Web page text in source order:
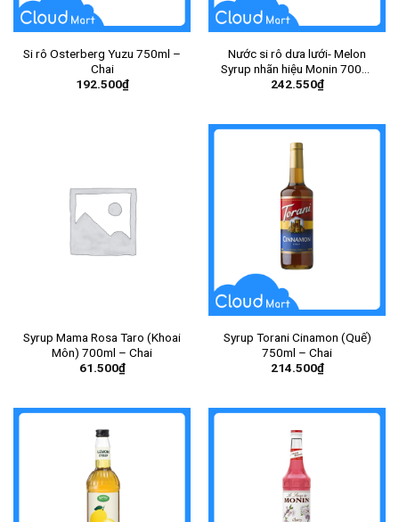
Si rô Osterberg Yuzu 750ml –
Chai
192.500₫
Nước si rô dưa lưới- Melon
Syrup nhãn hiệu Monin 700ml
– Chai
242.550₫
Syrup Mama Rosa Taro (Khoai
Môn) 700ml – Chai
61.500₫
Syrup Torani Cinamon (Quế)
750ml – Chai
214.500₫